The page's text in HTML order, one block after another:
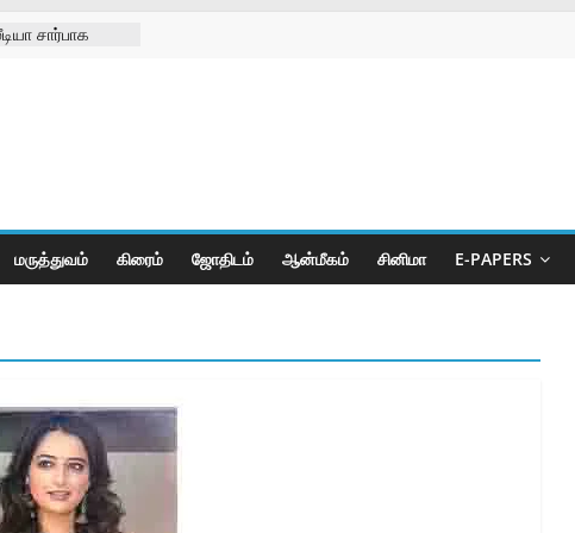
சார்பாக
மருத்துவம் கிரைம் ஜோ‌திட‌ம் ஆன்மீகம் சினிமா E-PAPERS